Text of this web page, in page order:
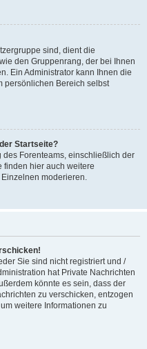
sind, dient die
den Gruppenrang, der bei Ihnen
Ein Administrator kann Ihnen die
persönlichen Bereich selbst
Startseite?
Forenteams, einschließlich der
finden hier auch weitere
moderieren.
Sie sind nicht registriert und /
hat Private Nachrichten
könnte es sein, dass der
zu verschicken, entzogen
weitere Informationen zu